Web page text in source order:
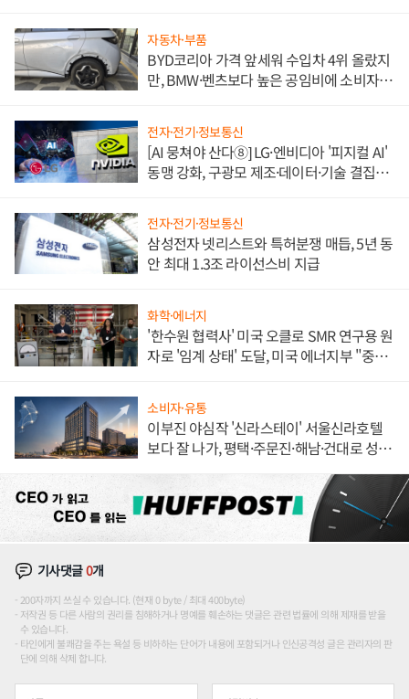
자동차·부품
BYD코리아 가격 앞세워 수입차 4위 올랐지
만, BMW·벤츠보다 높은 공임비에 소비자
전자·전기·정보통신
[AI 뭉쳐야 산다⑧] LG·엔비디아 '피지컬 AI'
동맹 강화, 구광모 제조·데이터·기술 결집
전자·전기·정보통신
삼성전자 넷리스트와 특허분쟁 매듭, 5년 동
안 최대 1.3조 라이선스비 지급
화학·에너지
'한수원 협력사' 미국 오클로 SMR 연구용 원
자로 '임계 상태' 도달, 미국 에너지부 "중요
소비자·유통
이부진 야심작 '신라스테이' 서울신라호텔
보다 잘 나가, 평택·주문진·해남·건대로 성
기사댓글0개
200자까지 쓰실 수 있습니다. (현재 0 byte / 최대 400byte)
저작권 등 다른 사람의 권리를 침해하거나 명예를 훼손하는 댓글은 관련 법률에 의해 제재를 받을
수 있습니다.
타인에게 불쾌감을 주는 욕설 등 비하하는 단어가 내용에 포함되거나 인신공격성 글은 관리자의 판
단에 의해 삭제 합니다.